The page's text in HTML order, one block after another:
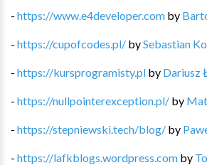
- https://www.e4developer.com by
- https://cupofcodes.pl/ bySebastian
- https://kursprogramisty.pl by Dariusz
- https://nullpointerexception.pl/ by
- https://stepniewski.tech/blog/ by
- https://lafkblogs.wordpress.com by